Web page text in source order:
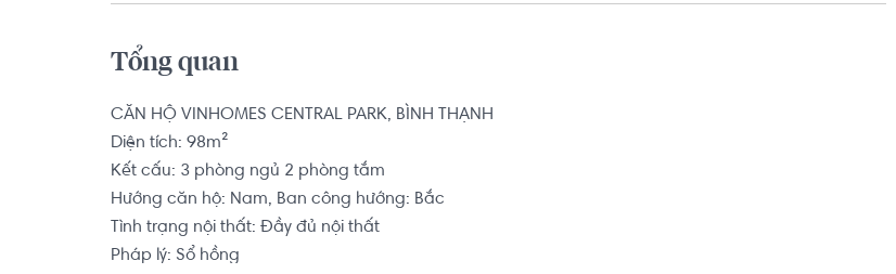
Tổng quan
CĂN HỘ VINHOMES CENTRAL PARK, BÌNH THẠNH
Diện tích: 98m²
Kết cấu: 3 phòng ngủ 2 phòng tắm
Hướng căn hộ: Nam, Ban công hướng: Bắc
Tình trạng nội thất: Đầy đủ nội thất
Pháp lý: Sổ hồng